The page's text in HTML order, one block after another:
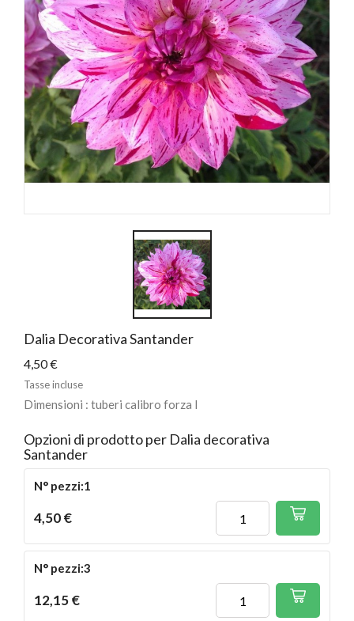
Dalia Decorativa Santander
4,50 €
Tasse incluse
Dimensioni : tuberi calibro forza I
Opzioni di prodotto per Dalia decorativa
Santander
N° pezzi:1
4,50 €
N° pezzi:3
12,15 €